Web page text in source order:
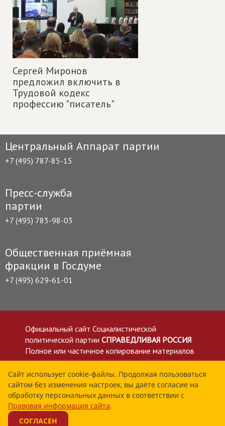
Сергей Миронов
предложил включить в
Трудовой кодекс
профессию "писатель"
Центральный Аппарат партии
+7 (495) 787-85-15
Пресс-служба
партии
+7 (495) 783-98-03
Общественная приёмная
фракции в Госдуме
+7 (495) 629-61-01
Официальный сайт Социалистической
политической партии СПРАВЕДЛИВАЯ РОССИЯ
Полное или частичное копирование материалов
приветствуется со ссылкой на сайт spravedlivo.ru
Политика в отношении обработки персональных
данных
Все материалы сайта spravedlivo.ru доступны по
лицензии Creative Commons Attribution 4.0 International
Сайт использует cookie-файлы. Продолжая пользоваться
сайтом без изменения настроек, вы даёте согласие на
обработку персональных данных в соответствии с
Правовая информация сайта.
СОГЛАСЕН